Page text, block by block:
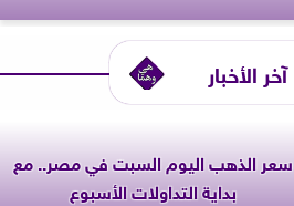
آخر الأخبار
سعر الذهب اليوم السبت في مصر.. مع
بداية التداولات الأسبوع